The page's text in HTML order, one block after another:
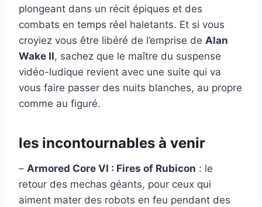
plongeant dans un récit épiques et des
combats en temps réel haletants. Et si vous
croyiez vous être libéré de l’emprise de Alan
Wake II, sachez que le maître du suspense
vidéo-ludique revient avec une suite qui va
vous faire passer des nuits blanches, au propre
comme au figuré.
les incontournables à venir
– Armored Core VI : Fires of Rubicon : le
retour des mechas géants, pour ceux qui
aiment mater des robots en feu pendant des